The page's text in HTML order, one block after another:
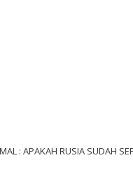
: APAKAH RUSIA SUDAH